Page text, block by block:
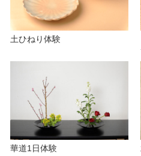
土ひねり体験
華道1日体験